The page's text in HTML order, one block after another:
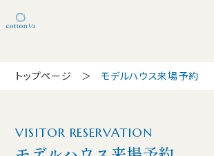
トップページ モデルハウス来場予約
VISITOR RESERVATION